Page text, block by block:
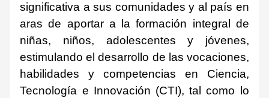
significativa a sus comunidades y al país en
aras de aportar a la formación integral de
niñas, niños, adolescentes y jóvenes,
estimulando el desarrollo de las vocaciones,
habilidades y competencias en Ciencia,
Tecnología e Innovación (CTI), tal como lo